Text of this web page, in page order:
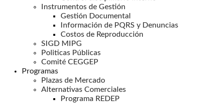
Instrumentos de Gestión
Gestión Documental
Información de PQRS y Denuncias
Costos de Reproducción
SIGD MIPG
Politicas Públicas
Comité CEGGEP
Programas
Plazas de Mercado
Alternativas Comerciales
Programa REDEP